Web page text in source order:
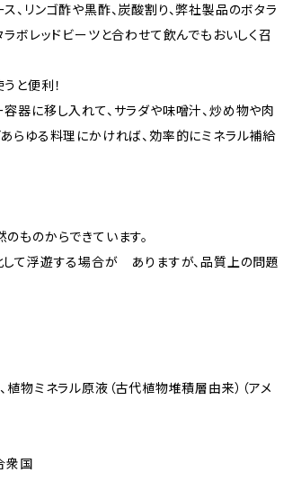
、リンゴ酢や黒酢、炭酸割り、弊社製品のボタラ
ラボレッドビーツと合わせて飲んでもおいしく召
と便利！
器に移し入れて、サラダや味噌汁、炒め物や肉
らゆる料理にかければ、効率的にミネラル補給
ものからできています。
して浮遊する場合が ありますが、品質上の問題
物ミネラル原液（古代植物堆積層由来）（アメ
衆国